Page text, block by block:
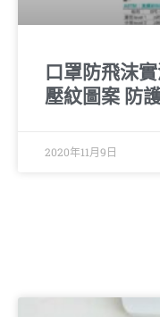
口罩防飛沫
壓紋圖案 防
2020年11月9日